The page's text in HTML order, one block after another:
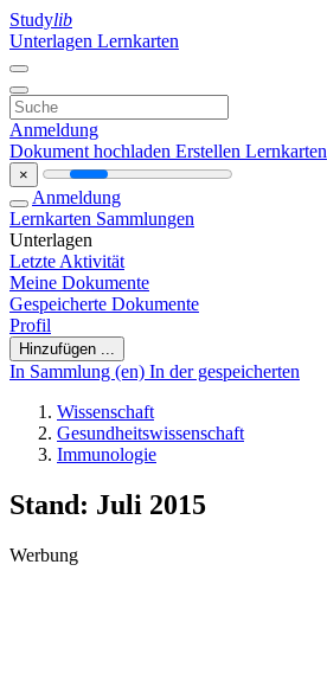
Studylib
Unterlagen Lernkarten
Anmeldung
Dokument hochladen Erstellen Lernkarten
×
Anmeldung
Lernkarten Sammlungen
Unterlagen
Letzte Aktivität
Meine Dokumente
Gespeicherte Dokumente
Profil
Hinzufügen ...
In Sammlung (en) In der gespeicherten
Wissenschaft
Gesundheitswissenschaft
Immunologie
Stand: Juli 2015
Werbung